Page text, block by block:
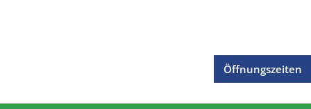
Öffnungszeiten